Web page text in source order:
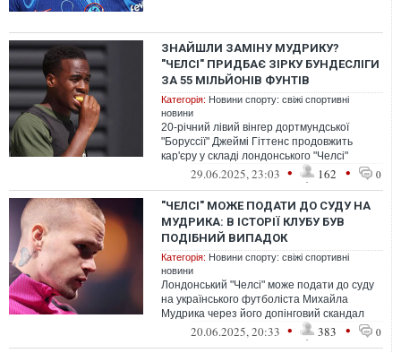
ЗНАЙШЛИ ЗАМІНУ МУДРИКУ?
"ЧЕЛСІ" ПРИДБАЄ ЗІРКУ БУНДЕСЛІГИ
ЗА 55 МІЛЬЙОНІВ ФУНТІВ
Категорія: Новини спорту: свіжі спортивні
новини
20-річний лівий вінгер дортмундської
"Боруссії" Джеймі Гіттенс продовжить
кар'єру у складі лондонського "Челсі"
29.06.2025, 23:03 • 162 • 0
"ЧЕЛСІ" МОЖЕ ПОДАТИ ДО СУДУ НА
МУДРИКА: В ІСТОРІЇ КЛУБУ БУВ
ПОДІБНИЙ ВИПАДОК
Категорія: Новини спорту: свіжі спортивні
новини
Лондонський "Челсі" може подати до суду
на українського футболіста Михайла
Мудрика через його допінговий скандал
20.06.2025, 20:33 • 383 • 0